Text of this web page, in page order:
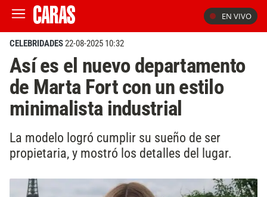
EN VIVO
CELEBRIDADES22-08-2025 10:32
Así es el nuevo departamento
de Marta Fort con un estilo
minimalista industrial
La modelo logró cumplir su sueño de ser
propietaria, y mostró los detalles del lugar.